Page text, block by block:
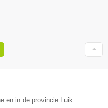
en in de provincie Luik.